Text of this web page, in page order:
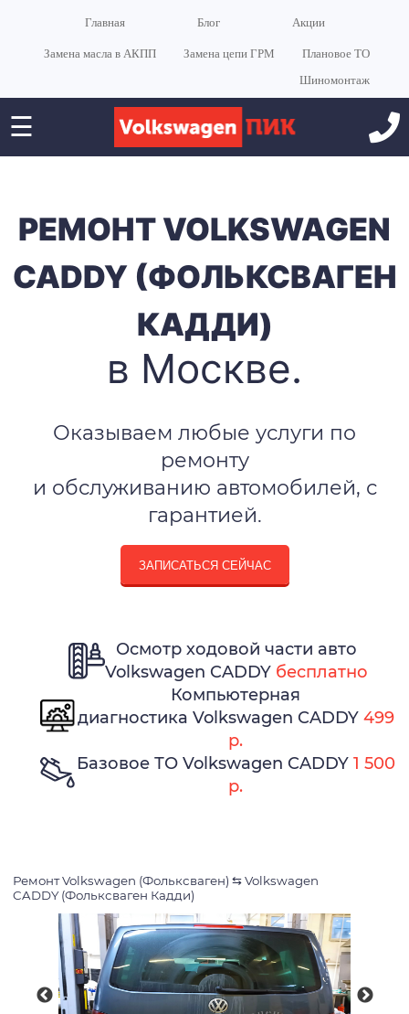
Главная Блог Акции
Замена масла в АКПП Замена цепи ГРМ
Плановое ТО
Шиномонтаж
☰
РЕМОНТ VOLKSWAGEN
CADDY (ФОЛЬКСВАГЕН
КАДДИ)
в Москве.
Оказываем любые услуги по
ремонту
и обслуживанию автомобилей, с
гарантией.
ЗАПИСАТЬСЯ СЕЙЧАС
Осмотр ходовой части авто
Volkswagen CADDY бесплатно
Компьютерная
диагностика Volkswagen CADDY 499
р.
Базовое ТО Volkswagen CADDY 1 500
р.
Ремонт Volkswagen (Фольксваген) ⇆ Volkswagen
CADDY (Фольксваген Кадди)